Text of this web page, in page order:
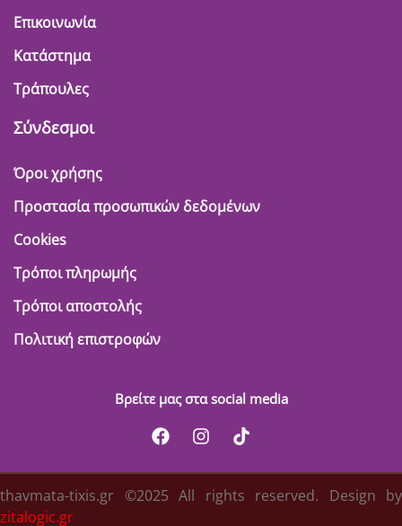
Επικοινωνία
Κατάστημα
Τράπουλες
Σύνδεσμοι
Όροι χρήσης
Προστασία προσωπικών δεδομένων
Cookies
Τρόποι πληρωμής
Τρόποι αποστολής
Πολιτική επιστροφών
Βρείτε μας στα social media
thavmata-tixis.gr ©2025 All rights reserved. Design by
zitalogic.gr